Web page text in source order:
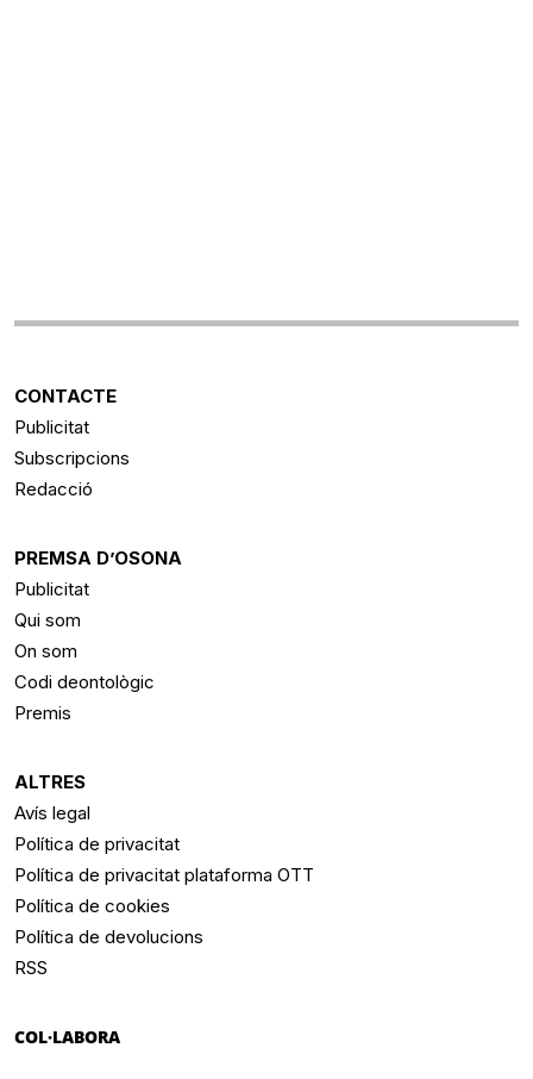
CONTACTE
Publicitat
Subscripcions
Redacció
PREMSA D’OSONA
Publicitat
Qui som
On som
Codi deontològic
Premis
ALTRES
Avís legal
Política de privacitat
Política de privacitat plataforma OTT
Política de cookies
Política de devolucions
RSS
COL·LABORA